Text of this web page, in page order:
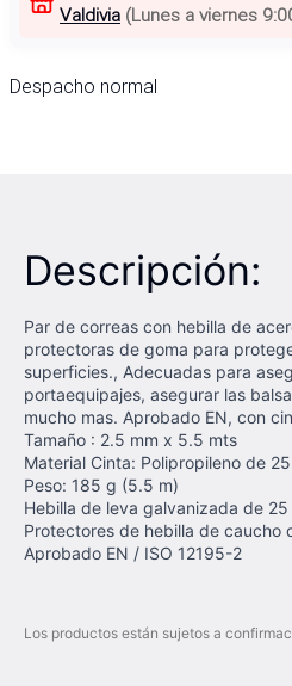
Valdivia (Lunes a viernes
Despacho normal
Descripción:
Par de correas con hebilla de
protectoras de goma para
superficies., Adecuadas para
portaequipajes, asegurar las
mucho mas. Aprobado EN, con
Tamaño : 2.5 mm x 5.5 mts
Material Cinta: Polipropileno de
Peso: 185 g (5.5 m)
Hebilla de leva galvanizada de 25
Protectores de hebilla de caucho
Aprobado EN / ISO 12195-2
Los productos están sujetos a